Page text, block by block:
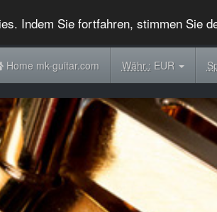
Indem Sie fortfahren, stimmen Sie
Home mk-guitar.com Währ.:EUR